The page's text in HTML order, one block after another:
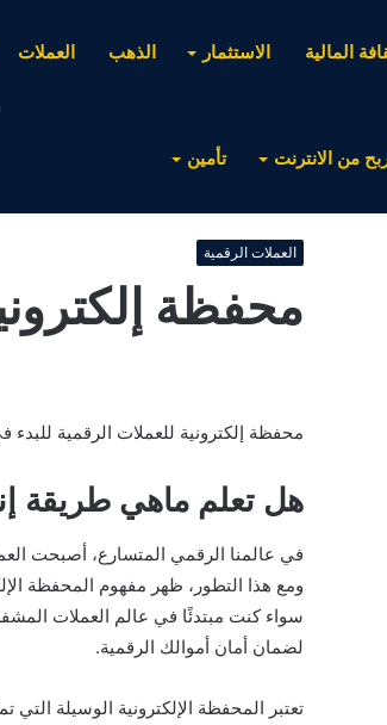
المالية الاستثمار الذهب العملات
من الانترنت تأمين
العملات الرقمية
محفظة
محفظة إلكترونية للعملات الرقمية للبدء
هل تعلم ماهي طريقة
في عالمنا الرقمي المتسارع، أصبحت
ومع هذا التطور، ظهر مفهوم المحفظة
سواء كنت مبتدئًا في عالم العملات
لضمان أمان أموالك الرقمية.
تعتبر المحفظة الإلكترونية الوسيلة التي